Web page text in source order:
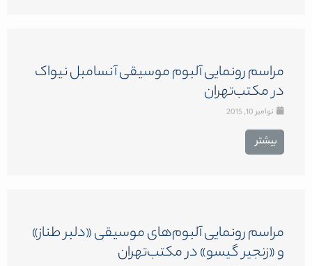
مراسم رونمایی آلبوم موسیقی آنسامبل نیواک
در مکتب‌تهران
نوامبر 10, 2015
بیشتر
مراسم رونمایی آلبوم‌های موسیقی «دلبر طناز»
و «زنجیر گیسو» در مکتب‌تهران